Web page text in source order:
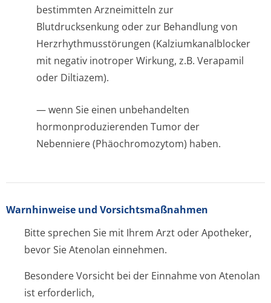
bestimmten Arzneimitteln zur
Blutdrucksenkung oder zur Behandlung von
Herzrhythmusstörun­gen (Kalziumkanal­blocker
mit negativ inotroper Wirkung, z.B. Verapamil
oder Diltiazem).
— wenn Sie einen unbehandelten
hormonproduzi­erenden Tumor der
Nebenniere (Phäochromozy­tom) haben.
Warnhinweise und Vorsichtsmaßnahmen
Bitte sprechen Sie mit Ihrem Arzt oder Apotheker,
bevor Sie Atenolan einnehmen.
Besondere Vorsicht bei der Einnahme von Atenolan
ist erforderlich,